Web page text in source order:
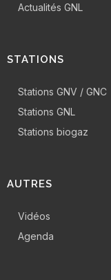
Actualités GNL
STATIONS
Stations GNV / GNC
Stations GNL
Stations biogaz
AUTRES
Vidéos
Agenda